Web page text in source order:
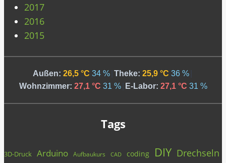
2017
2016
2015
Außen: 26,5 °C 34 % Theke: 25,9 °C 36 %
Wohnzimmer: 27,1 °C 31 % E-Labor: 27,1 °C 31 %
Tags
3D-Druck Arduino Aufbaukurs CAD coding DIY Drechseln